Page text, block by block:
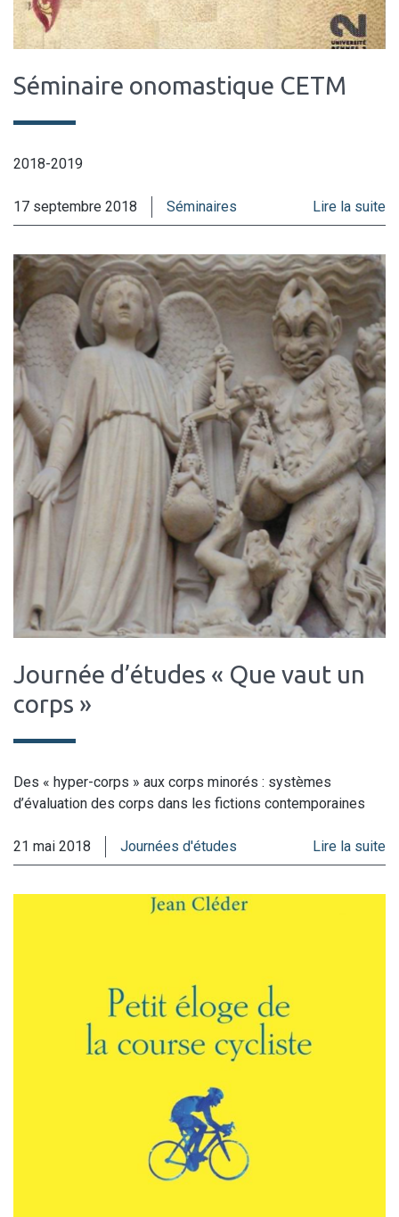
Séminaire onomastique CETM
2018-2019
17 septembre 2018 Séminaires Lire la suite
Journée d’études « Que vaut un
corps »
Des « hyper-corps » aux corps minorés : systèmes
d’évaluation des corps dans les fictions contemporaines
21 mai 2018 Journées d'études Lire la suite